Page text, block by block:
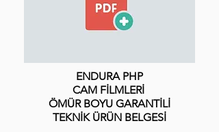
ENDURA PHP
CAM FİLMLERİ
ÖMÜR BOYU GARANTİLİ
TEKNİK ÜRÜN BELGESİ